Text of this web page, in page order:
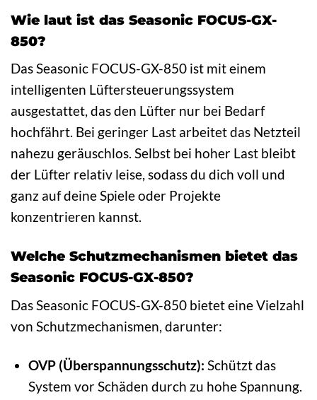
Wie laut ist das Seasonic FOCUS-GX-
850?
Das Seasonic FOCUS-GX-850 ist mit einem
intelligenten Lüftersteuerungssystem
ausgestattet, das den Lüfter nur bei Bedarf
hochfährt. Bei geringer Last arbeitet das Netzteil
nahezu geräuschlos. Selbst bei hoher Last bleibt
der Lüfter relativ leise, sodass du dich voll und
ganz auf deine Spiele oder Projekte
konzentrieren kannst.
Welche Schutzmechanismen bietet das
Seasonic FOCUS-GX-850?
Das Seasonic FOCUS-GX-850 bietet eine Vielzahl
von Schutzmechanismen, darunter:
OVP (Überspannungsschutz): Schützt das
System vor Schäden durch zu hohe Spannung.